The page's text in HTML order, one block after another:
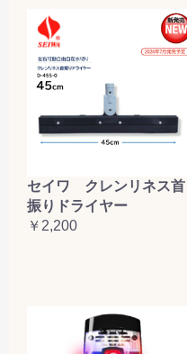
セイワ クレンリネス首
振りドライヤー
￥2,200